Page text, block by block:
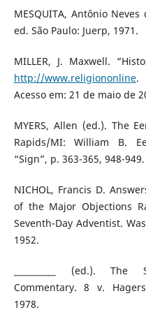
MESQUITA, Antônio
ed. São Paulo: Juerp, 1971.
MILLER, J. Maxwell.
http://www.religiononline.
Acesso em: 21 de maio de
MYERS, Allen (ed.). The
Rapids/MI: William B.
“Sign”, p. 363-365, 948-949.
NICHOL, Francis D.
of the Major Objections
Seventh-Day Adventist.
1952.
__________ (ed.).
Commentary. 8 v.
1978.